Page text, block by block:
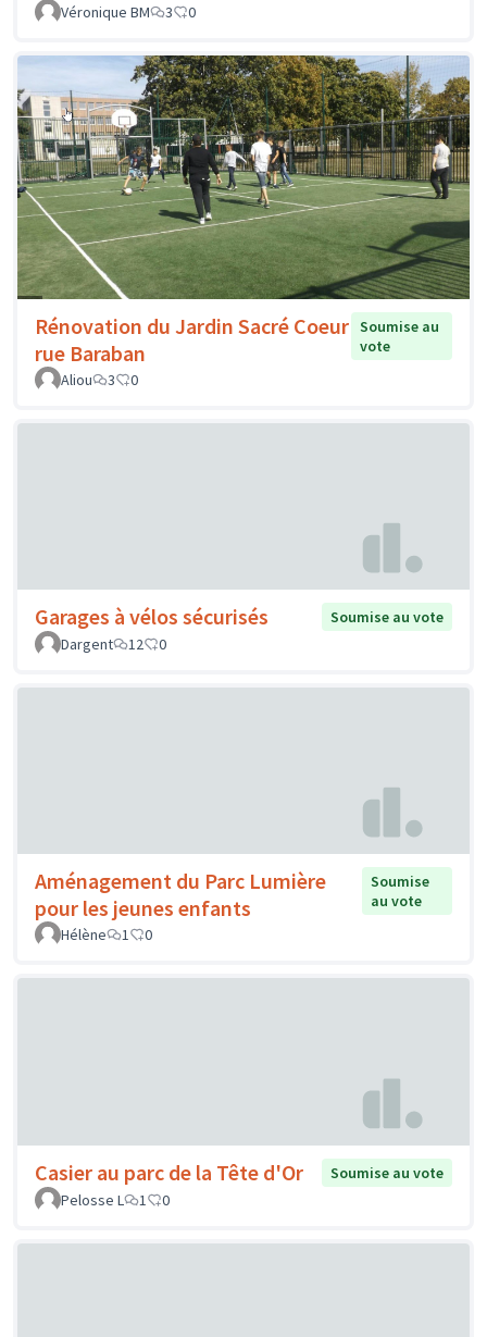
Véronique BM 3 0
Rénovation du Jardin Sacré Coeur
rue Baraban
Soumise au
vote
Aliou
3 0
Garages à vélos sécurisés
Soumise au vote
Dargent
12 0
Aménagement du Parc Lumière
pour les jeunes enfants
Soumise
au vote
Hélène
1 0
Casier au parc de la Tête d'Or
Soumise au vote
Pelosse L
1 0